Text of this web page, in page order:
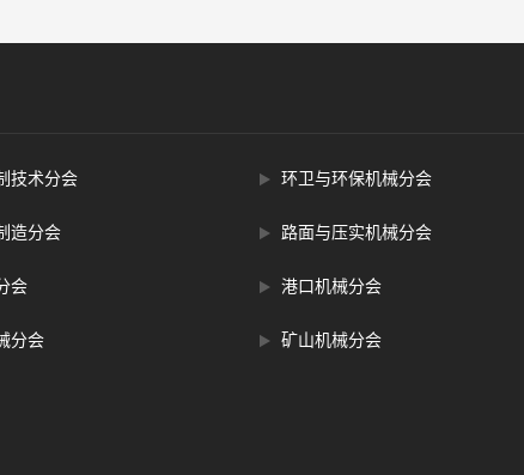
技术分会
造分会
会
分会
环卫与环保机械分会
路面与压实机械分会
港口机械分会
矿山机械分会